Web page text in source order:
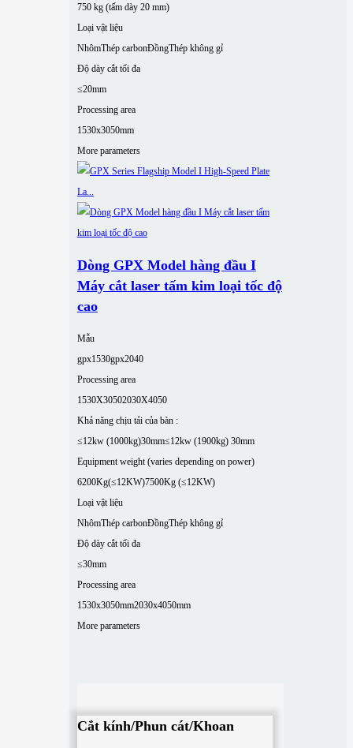
750 kg (tấm dày 20 mm)
Loại vật liệu
NhômThép carbonĐồngThép không gỉ
Độ dày cắt tối đa
≤20mm
Processing area
1530x3050mm
More parameters
Dòng GPX Model hàng đầu I
Máy cắt laser tấm kim loại tốc độ
cao
Mẫu
gpx1530gpx2040
Processing area
1530X30502030X4050
Khả năng chịu tải của bàn :
≤12kw (1000kg)30mm≤12kw (1900kg) 30mm
Equipment weight (varies depending on power)
6200Kg(≤12KW)7500Kg (≤12KW)
Loại vật liệu
NhômThép carbonĐồngThép không gỉ
Độ dày cắt tối đa
≤30mm
Processing area
1530x3050mm2030x4050mm
More parameters
Cắt kính/Phun cát/Khoan